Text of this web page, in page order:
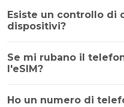
Esiste un controllo di
dispositivi?
Se mi rubano il
l'eSIM?
Ho un numero di